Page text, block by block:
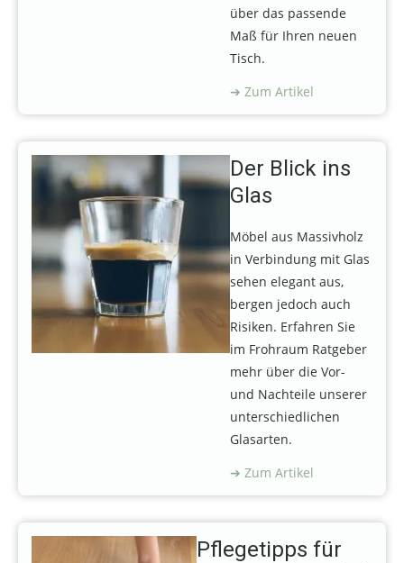
über das passende
Maß für Ihren neuen
Tisch.
Zum Artikel
Der Blick ins
Glas
Möbel aus Massivholz
in Verbindung mit Glas
sehen elegant aus,
bergen jedoch auch
Risiken. Erfahren Sie
im Frohraum Ratgeber
mehr über die Vor-
und Nachteile unserer
unterschiedlichen
Glasarten.
Zum Artikel
Pflegetipps für